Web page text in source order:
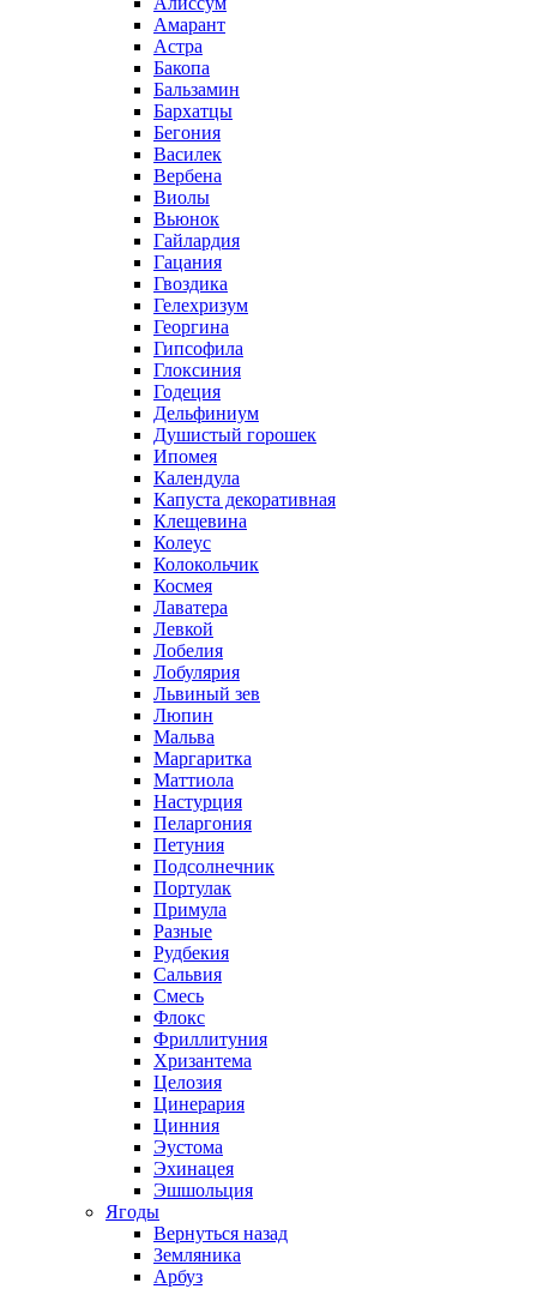
Амарант
Астра
Бакопа
Бальзамин
Бархатцы
Бегония
Василек
Вербена
Виолы
Вьюнок
Гайлардия
Гацания
Гвоздика
Гелехризум
Георгина
Гипсофила
Глоксиния
Годеция
Дельфиниум
Душистый горошек
Ипомея
Календула
Капуста декоративная
Клещевина
Колеус
Колокольчик
Космея
Лаватера
Левкой
Лобелия
Лобулярия
Львиный зев
Люпин
Мальва
Маргаритка
Маттиола
Настурция
Пеларгония
Петуния
Подсолнечник
Портулак
Примула
Разные
Рудбекия
Сальвия
Смесь
Флокс
Фриллитуния
Хризантема
Целозия
Цинерария
Цинния
Эустома
Эхинацея
Эшшольция
Ягоды
Вернуться назад
Земляника
Арбуз